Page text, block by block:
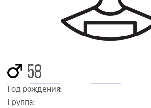
58
Год рождения:
Группа: